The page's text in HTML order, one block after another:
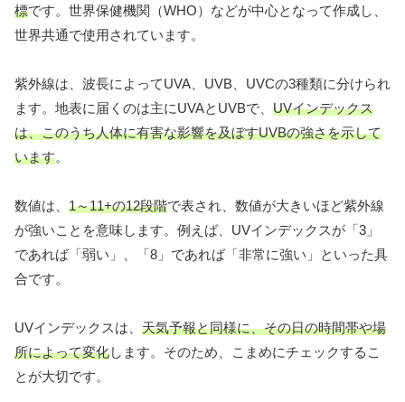
標です。世界保健機関（WHO）などが中心となって作成し、
世界共通で使用されています。
紫外線は、波長によってUVA、UVB、UVCの3種類に分けられ
ます。地表に届くのは主にUVAとUVBで、 UVインデックス
は、このうち人体に有害な影響を及ぼすUVBの強さを示して
います。
数値は、 1～11+の12段階で表され、数値が大きいほど紫外線
が強いことを意味します。例えば、UVインデックスが「3」
であれば「弱い」、「8」であれば「非常に強い」といった具
合です。
UVインデックスは、 天気予報と同様に、その日の時間帯や場
所によって変化します。そのため、こまめにチェックするこ
とが大切です。